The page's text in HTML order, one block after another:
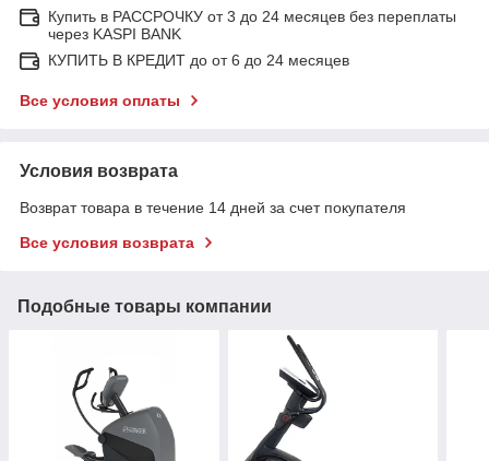
Купить в РАССРОЧКУ от 3 до 24 месяцев без переплаты
через KASPI BANK
КУПИТЬ В КРЕДИТ до от 6 до 24 месяцев
Все условия оплаты
Условия возврата
Возврат товара в течение 14 дней за счет покупателя
Все условия возврата
Подобные товары компании